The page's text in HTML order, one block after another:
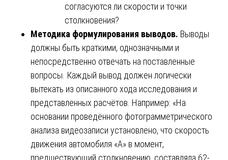
согласуются ли скорости и точки
столкновения?
Методика формулирования выводов. Выводы
должны быть краткими, однозначными и
непосредственно отвечать на поставленные
вопросы. Каждый вывод должен логически
вытекать из описанного хода исследования и
представленных расчётов. Например: «На
основании проведённого фотограмметрического
анализа видеозаписи установлено, что скорость
движения автомобиля «А» в момент,
предшествующий столкновению, составляла 62-